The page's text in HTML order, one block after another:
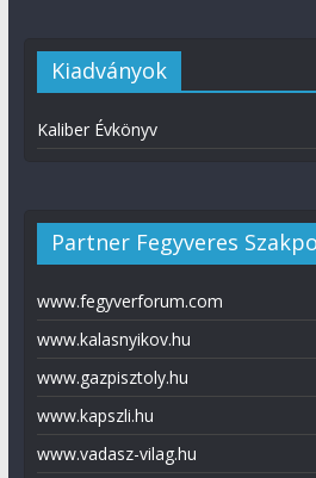
Kiadványok
Kaliber Évkönyv
Partner Fegyveres
www.fegyverforum.com
www.kalasnyikov.hu
www.gazpisztoly.hu
www.kapszli.hu
www.vadasz-vilag.hu